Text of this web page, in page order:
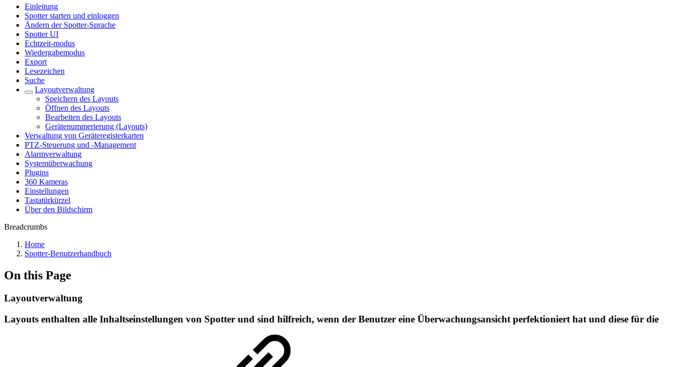
Einleitung
Spotter starten und einloggen
Ändern der Spotter-Sprache
Spotter UI
Echtzeit-modus
Wiedergabemodus
Export
Lesezeichen
Suche
Layoutverwaltung
Speichern des Layouts
Öffnen des Layouts
Bearbeiten des Layouts
Gerätenummerierung (Layouts)
Verwaltung von Geräteregisterkarten
PTZ-Steuerung und -Management
Alarmverwaltung
Systemüberwachung
Plugins
360 Kameras
Einstellungen
Tastatürkürzel
Über den Bildschirm
Breadcrumbs
Home
Spotter-Benutzerhandbuch
On this Page
Layoutverwaltung
Layouts enthalten alle Inhaltseinstellungen von Spotter und sind hilfreich, wenn der Benutzer eine Überwachungsansicht perfektioniert hat und diese für die